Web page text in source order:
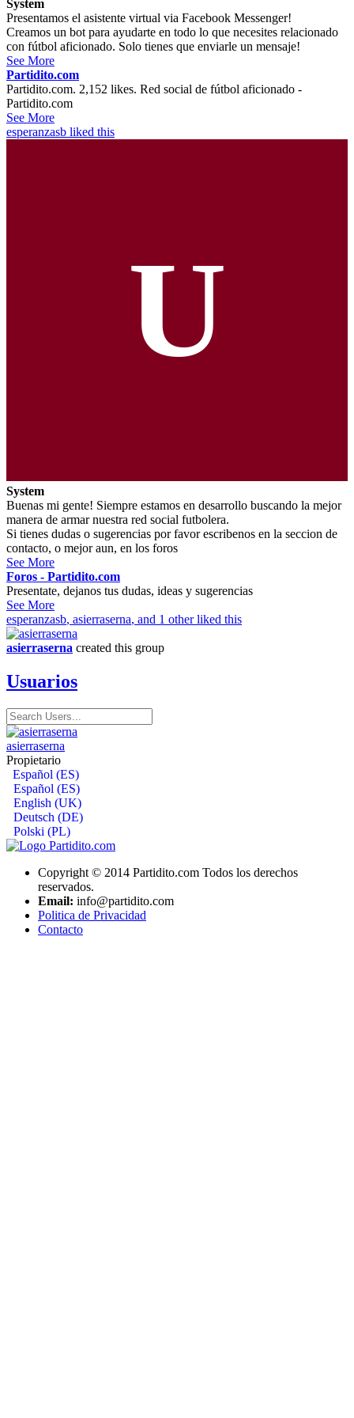
System
Presentamos el asistente virtual via Facebook Messenger!
Creamos un bot para ayudarte en todo lo que necesites relacionado
con fútbol aficionado. Solo tienes que enviarle un mensaje!
See More
Partidito.com
Partidito.com. 2,152 likes. Red social de fútbol aficionado -
Partidito.com
See More
esperanzasb liked this
U
System
Buenas mi gente! Siempre estamos en desarrollo buscando la mejor
manera de armar nuestra red social futbolera.
Si tienes dudas o sugerencias por favor escribenos en la seccion de
contacto, o mejor aun, en los foros
See More
Foros - Partidito.com
Presentate, dejanos tus dudas, ideas y sugerencias
See More
esperanzasb, asierraserna, and 1 other liked this
asierraserna created this group
Usuarios
asierraserna
Propietario
Español (ES)
Español (ES)
English (UK)
Deutsch (DE)
Polski (PL)
Copyright © 2014 Partidito.com Todos los derechos
reservados.
Email: info@partidito.com
Politica de Privacidad
Contacto